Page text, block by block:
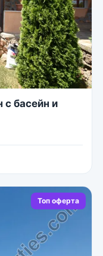
басейн и
Топ оферта